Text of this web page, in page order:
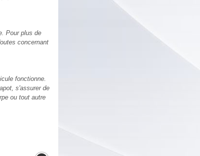
Pour plus de
concernant
fonctionne.
s'assurer de
ou tout autre